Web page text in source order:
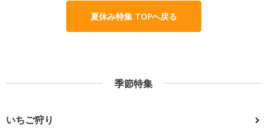
夏休み特集 TOPへ戻る
季節特集
いちご狩り